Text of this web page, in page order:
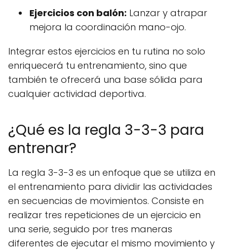
Ejercicios con balón: Lanzar y atrapar
mejora la coordinación mano-ojo.
Integrar estos ejercicios en tu rutina no solo
enriquecerá tu entrenamiento, sino que
también te ofrecerá una base sólida para
cualquier actividad deportiva.
¿Qué es la regla 3-3-3 para
entrenar?
La regla 3-3-3 es un enfoque que se utiliza en
el entrenamiento para dividir las actividades
en secuencias de movimientos. Consiste en
realizar tres repeticiones de un ejercicio en
una serie, seguido por tres maneras
diferentes de ejecutar el mismo movimiento y